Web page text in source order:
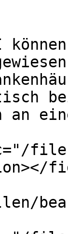
an
files/